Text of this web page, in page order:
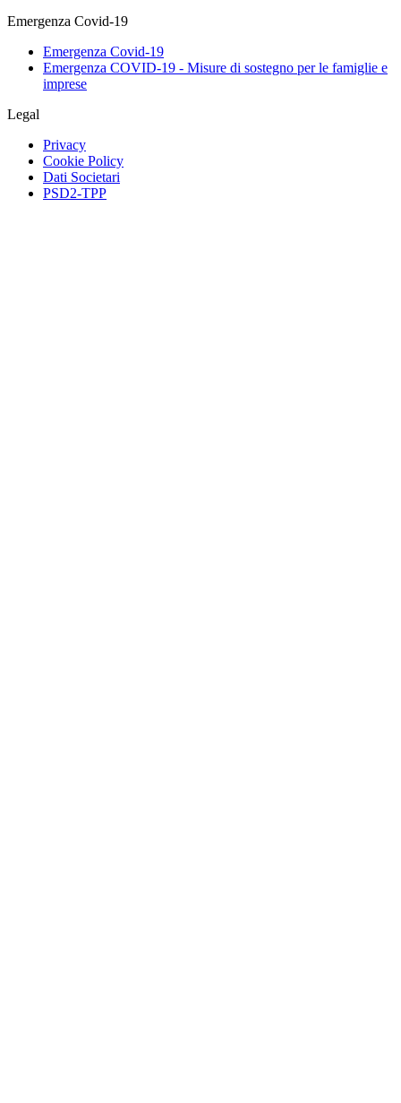
Emergenza Covid-19
Emergenza Covid-19
Emergenza COVID-19 - Misure di sostegno per le famiglie e
imprese
Legal
Privacy
Cookie Policy
Dati Societari
PSD2-TPP